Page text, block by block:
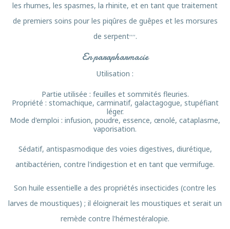
les rhumes, les spasmes, la rhinite, et en tant que traitement
de premiers soins pour les piqûres de guêpes et les morsures
de serpent,,,,.
En parapharmacie
Utilisation :
Partie utilisée : feuilles et sommités fleuries.
Propriété : stomachique, carminatif, galactagogue, stupéfiant
léger.
Mode d'emploi : infusion, poudre, essence, œnolé, cataplasme,
vaporisation.
Sédatif, antispasmodique des voies digestives, diurétique,
antibactérien, contre l'indigestion et en tant que vermifuge.
Son huile essentielle a des propriétés insecticides (contre les
larves de moustiques) ; il éloignerait les moustiques et serait un
remède contre l'hémestéralopie.